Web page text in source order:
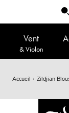
Vent
& Violon
Accueil Zildjian